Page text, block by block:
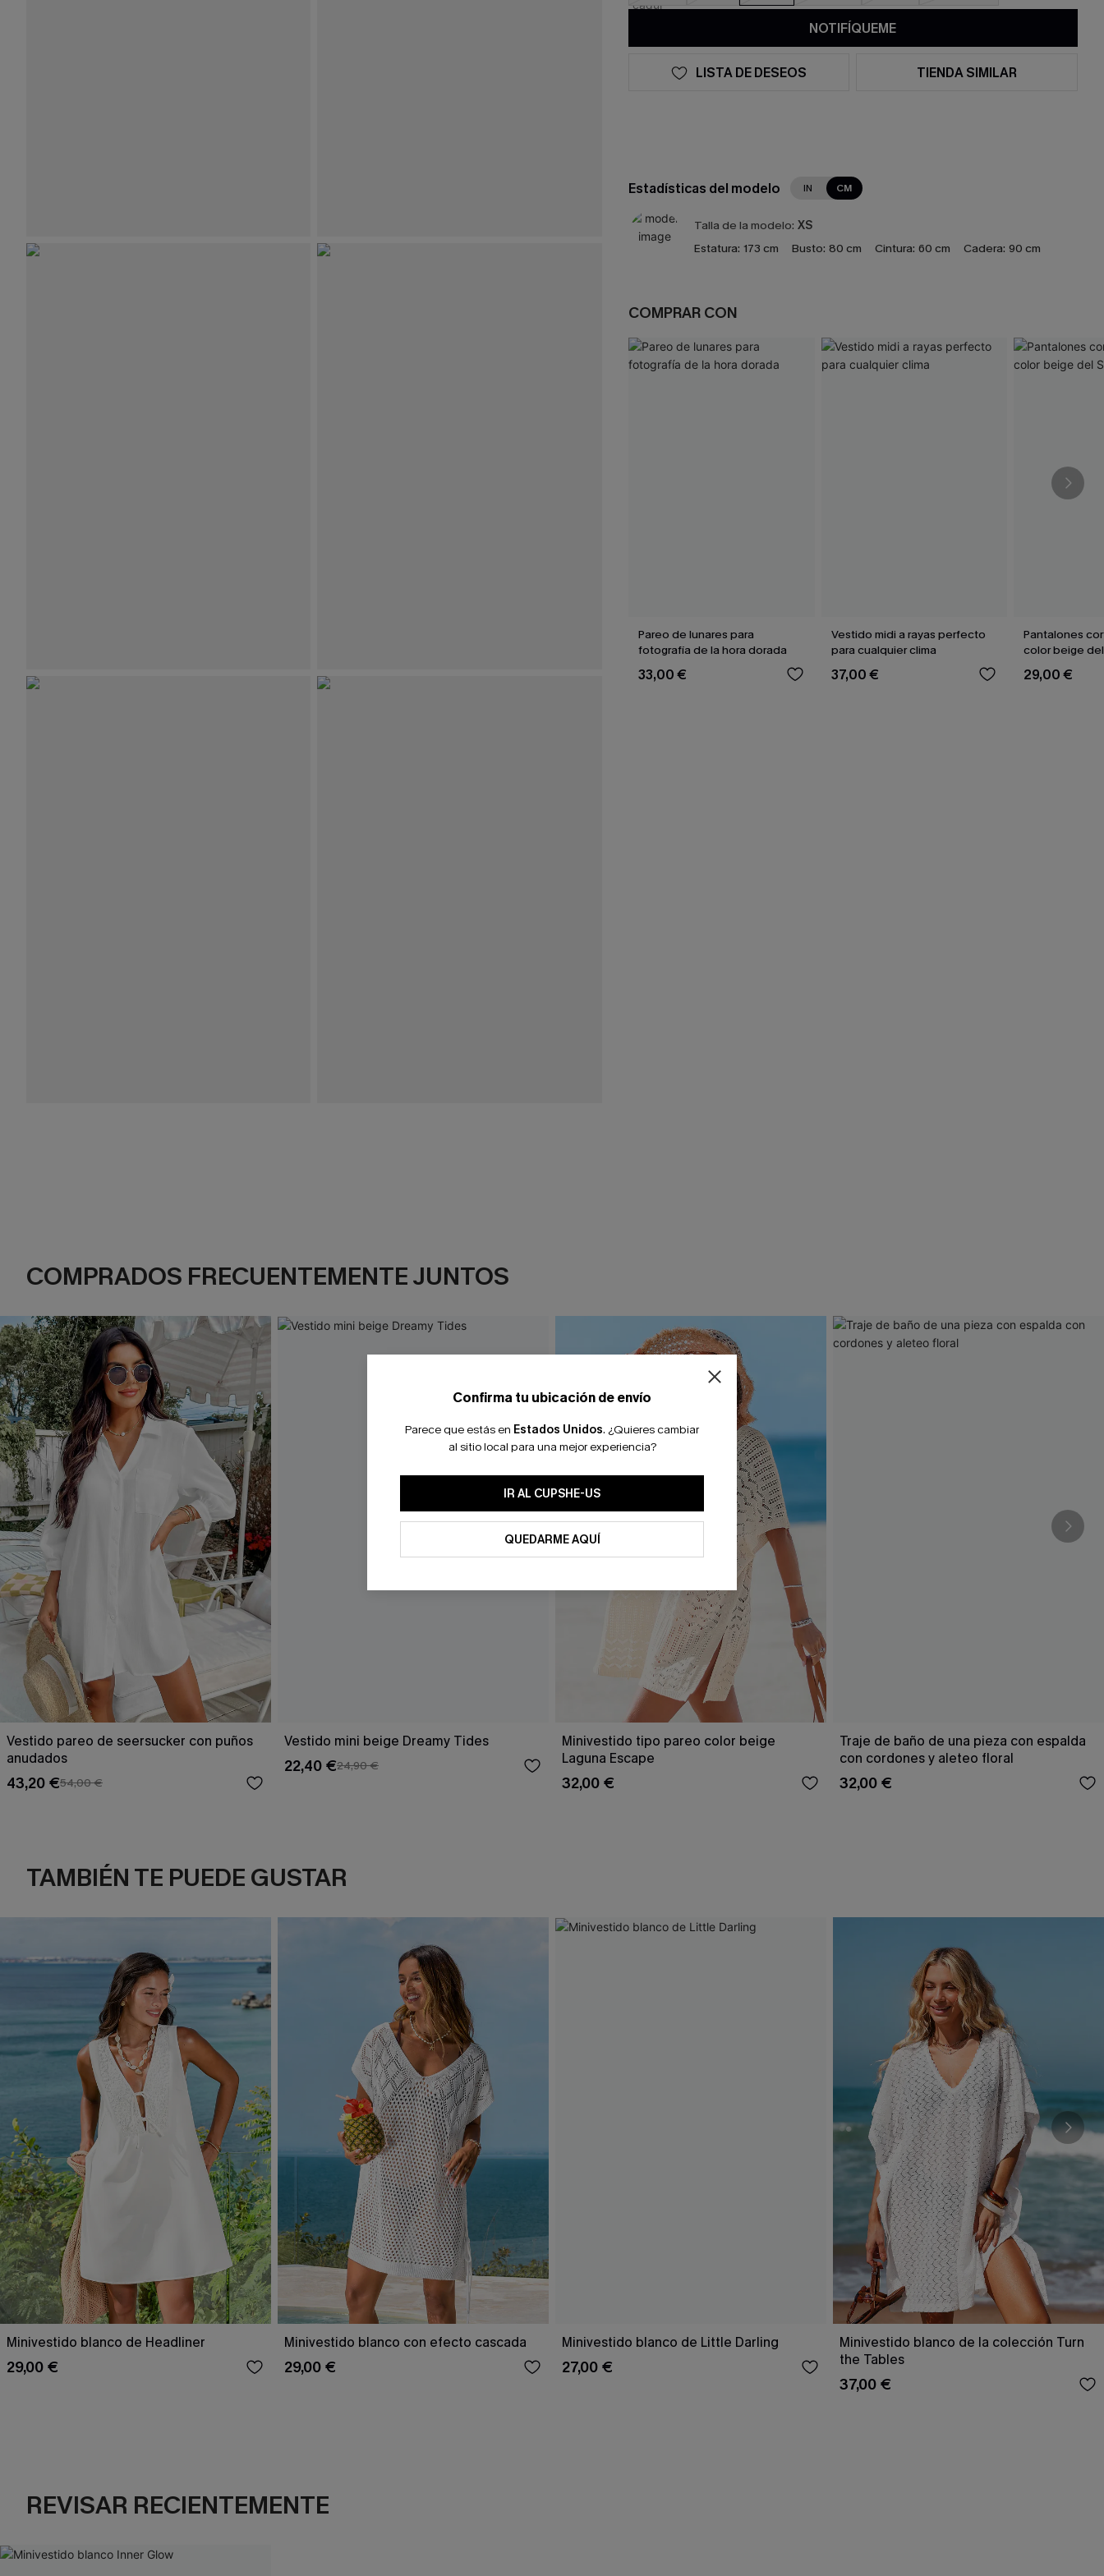
NOTIFÍQUEME
LISTA DE DESEOS TIENDA SIMILAR
Estadísticas del modelo IN CM
Talla de la modelo: XS
Estatura: 173 cm Busto: 80 cm Cintura: 60 cm Cadera: 90 cm
COMPRAR CON
Pareo de lunares para
fotografía de la hora dorada
33,00 €
Vestido midi a rayas perfecto
para cualquier clima
37,00 €
Pantalones
color beige
29,00 €
COMPRADOS FRECUENTEMENTE JUNTOS
Vestido pareo de seersucker con puños
anudados
43,20 €54,00 €
Vestido mini beige Dreamy Tides
22,40 €24,90 €
Minivestido tipo pareo color beige
Laguna Escape
32,00 €
Traje de baño de una pieza con espalda
con cordones y aleteo floral
32,00 €
TAMBIÉN TE PUEDE GUSTAR
Minivestido blanco de Headliner
29,00 €
Minivestido blanco con efecto cascada
29,00 €
Minivestido blanco de Little Darling
27,00 €
Minivestido blanco de la colección Turn
the Tables
37,00 €
REVISAR RECIENTEMENTE
Confirma tu ubicación de envío
Parece que estás en Estados Unidos. ¿Quieres cambiar
al sitio local para una mejor experiencia?
IR AL CUPSHE-US
QUEDARME AQUÍ